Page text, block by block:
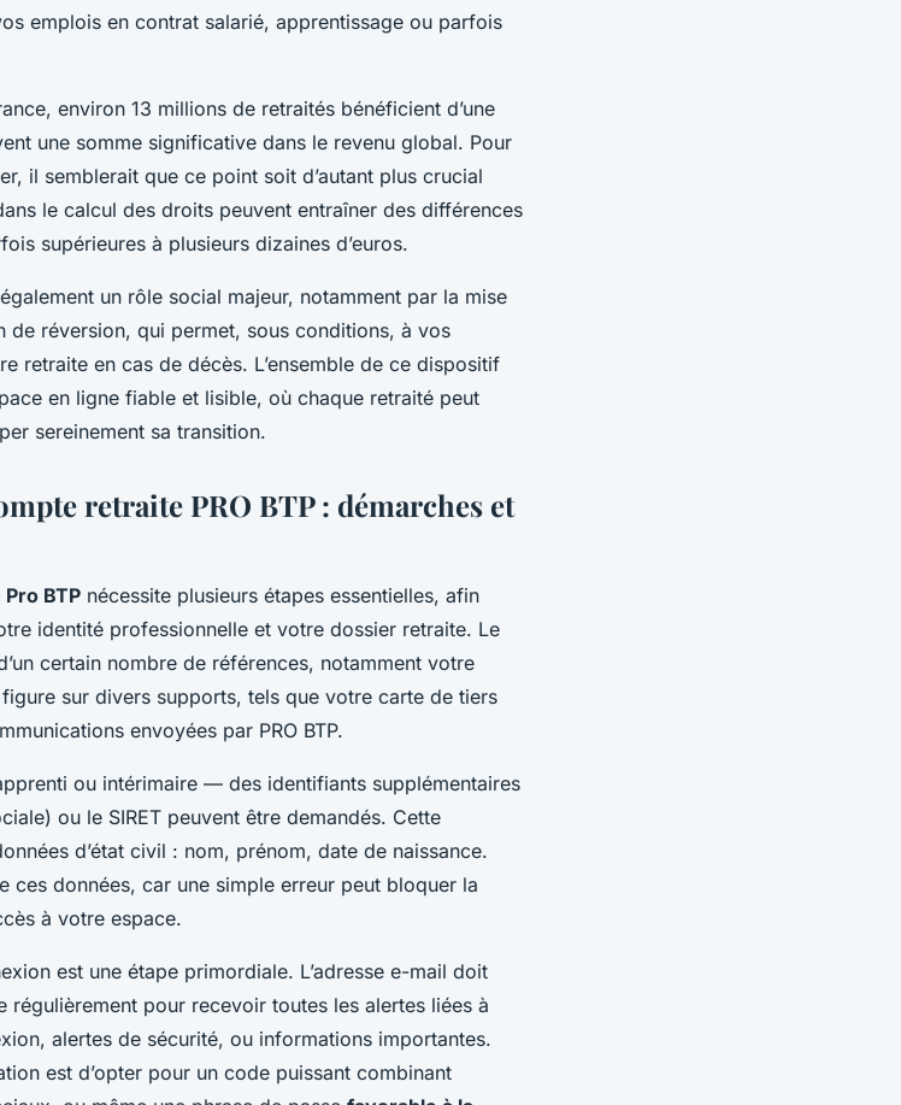
emplois en contrat salarié, apprentissage ou parfois
environ 13 millions de retraités bénéficient d’une
une somme significative dans le revenu global. Pour
il semblerait que ce point soit d’autant plus crucial
le calcul des droits peuvent entraîner des différences
supérieures à plusieurs dizaines d’euros.
un rôle social majeur, notamment par la mise
de réversion, qui permet, sous conditions, à vos
retraite en cas de décès. L’ensemble de ce dispositif
en ligne fiable et lisible, où chaque retraité peut
sereinement sa transition.
retraite PRO BTP : démarches et
BTP nécessite plusieurs étapes essentielles, afin
identité professionnelle et votre dossier retraite. Le
certain nombre de références, notamment votre
figure sur divers supports, tels que votre carte de tiers
envoyées par PRO BTP.
ou intérimaire — des identifiants supplémentaires
ou le SIRET peuvent être demandés. Cette
d’état civil : nom, prénom, date de naissance.
ces données, car une simple erreur peut bloquer la
à votre espace.
est une étape primordiale. L’adresse e-mail doit
régulièrement pour recevoir toutes les alertes liées à
alertes de sécurité, ou informations importantes.
est d’opter pour un code puissant combinant